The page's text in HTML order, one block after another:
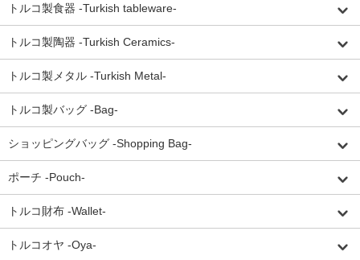
トルコ製食器 -Turkish tableware-
トルコ製陶器 -Turkish Ceramics-
トルコ製メタル -Turkish Metal-
トルコ製バッグ -Bag-
ショッピングバッグ -Shopping Bag-
ポーチ -Pouch-
トルコ財布 -Wallet-
トルコオヤ -Oya-